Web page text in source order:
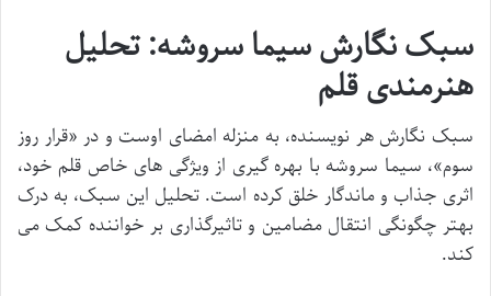
سبک نگارش سیما سروشه: تحلیل
هنرمندی قلم
سبک نگارش هر نویسنده، به منزله امضای اوست و در «قرار روز
سوم»، سیما سروشه با بهره گیری از ویژگی های خاص قلم خود،
اثری جذاب و ماندگار خلق کرده است. تحلیل این سبک، به درک
بهتر چگونگی انتقال مضامین و تاثیرگذاری بر خواننده کمک می
کند.